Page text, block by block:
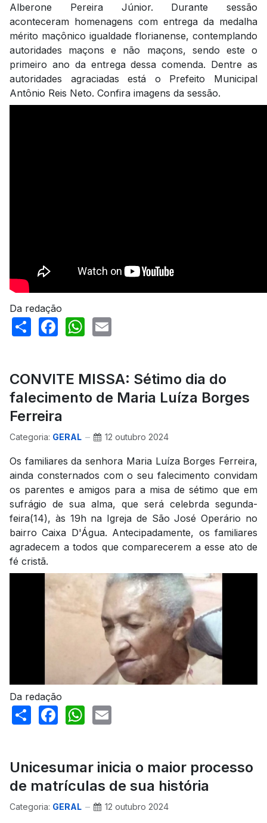
Alberone Pereira Júnior. Durante sessão
aconteceram homenagens com entrega da medalha
mérito maçônico igualdade florianense, contemplando
autoridades maçons e não maçons, sendo este o
primeiro ano da entrega dessa comenda. Dentre as
autoridades agraciadas está o Prefeito Municipal
Antônio Reis Neto. Confira imagens da sessão.
Da redação
ShareFacebook
WhatsApp
CONVITE MISSA: Sétimo dia do
falecimento de Maria Luíza Borges
Ferreira
Categoria: GERAL 12 outubro 2024
Os familiares da senhora Maria Luíza Borges Ferreira,
ainda consternados com o seu falecimento convidam
os parentes e amigos para a misa de sétimo que em
sufrágio de sua alma, que será celebrda segunda-
feira(14), às 19h na Igreja de São José Operário no
bairro Caixa D'Água. Antecipadamente, os familiares
agradecem a todos que comparecerem a esse ato de
fé cristã.
Da redação
ShareFacebook
WhatsApp
Unicesumar inicia o maior processo
de matrículas de sua história
Categoria: GERAL 12 outubro 2024